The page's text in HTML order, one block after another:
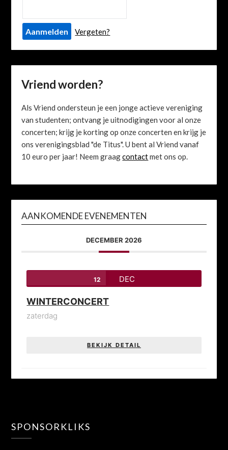
Vergeten?
Vriend worden?
Als Vriend ondersteun je een jonge actieve vereniging
van studenten; ontvang je uitnodigingen voor al onze
concerten; krijg je korting op onze concerten en krijg je
ons verenigingsblad "de Titus". U bent al Vriend vanaf
10 euro per jaar! Neem graagcontactmet ons op.
AANKOMENDE EVENEMENTEN
DECEMBER 2026
12 DEC
WINTERCONCERT
zaterdag
BEKIJK DETAIL
SPONSORKLIKS